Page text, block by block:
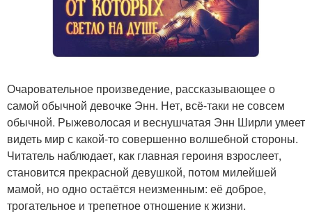
Очаровательное произведение, рассказывающее о
самой обычной девочке Энн. Нет, всё-таки не совсем
обычной. Рыжеволосая и веснушчатая Энн Ширли умеет
видеть мир с какой-то совершенно волшебной стороны.
Читатель наблюдает, как главная героиня взрослеет,
становится прекрасной девушкой, потом милейшей
мамой, но одно остаётся неизменным: её доброе,
трогательное и трепетное отношение к жизни.